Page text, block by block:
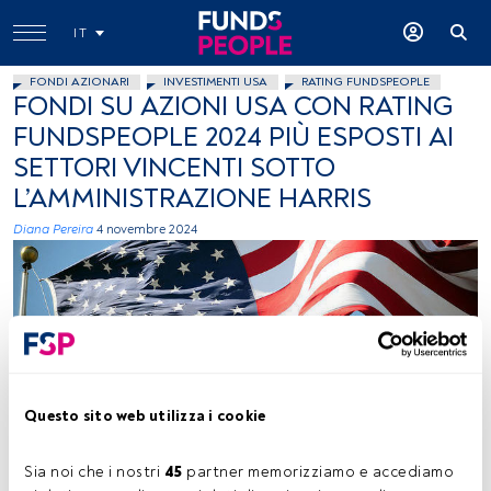
Questo sito web utilizza i cookie
Sia noi che i nostri 45 partner memorizziamo e accediamo
IT
FONDI AZIONARI INVESTIMENTI USA RATING FUNDSPEOPLE
FONDI SU AZIONI USA CON RATING
FUNDSPEOPLE 2024 PIÙ ESPOSTI AI
SETTORI VINCENTI SOTTO
L’AMMINISTRAZIONE HARRIS
Diana Pereira 4 novembre 2024
Bandiera USA, Flickr, Creative Commons